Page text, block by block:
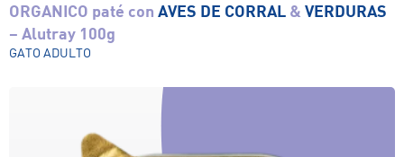
Ver el producto
ORGANICO paté con AVES DE CORRAL & VERDURAS
– Alutray 100g
GATO ADULTO